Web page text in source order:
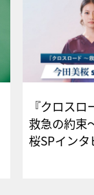
『クロス
救急の約束
桜SPイ